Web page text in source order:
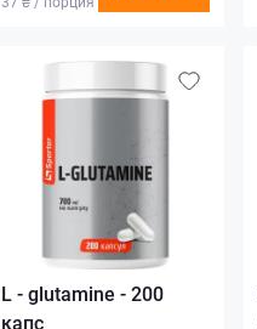
L - glutamine - 200
капс